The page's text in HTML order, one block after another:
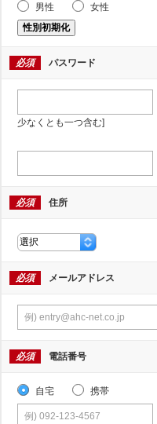
男性
女性
性別初期化
必須 パスワード
少なくとも一つ含む]
必須 住所
必須 メールアドレス
必須 電話番号
自宅 携帯